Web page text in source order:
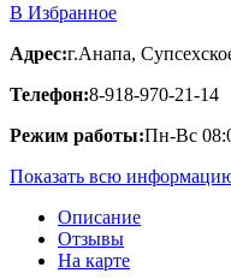
В Избранное
Адрес:г.Анапа,
Телефон:8-918-970-21-14
Режим работы:Пн-Вс
Показать всю
Описание
Отзывы
На карте